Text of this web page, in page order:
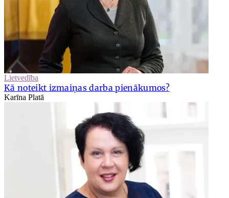
Lietvedība
Kā noteikt izmaiņas darba pienākumos?
Karīna Platā